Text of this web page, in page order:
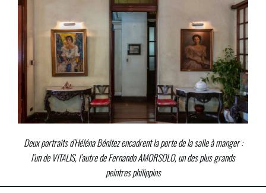
Deux portraits d’Héléna Bénitez encadrent la porte de la salle à manger :
l’un de VITALIS, l’autre de Fernando AMORSOLO, un des plus grands
peintres philippins